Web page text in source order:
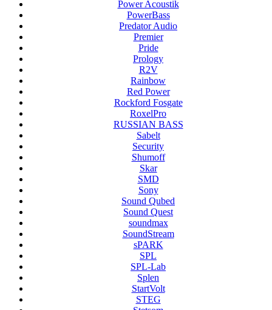
Power Acoustik
PowerBass
Predator Audio
Premier
Pride
Prology
R2V
Rainbow
Red Power
Rockford Fosgate
RoxelPro
RUSSIAN BASS
Sabelt
Security
Shumoff
Skar
SMD
Sony
Sound Qubed
Sound Quest
soundmax
SoundStream
sPARK
SPL
SPL-Lab
Splen
StartVolt
STEG